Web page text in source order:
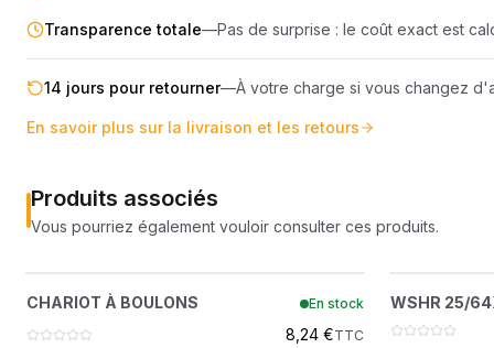
Transparence totale—Pas de surprise : le coût exact est
14 jours pour retourner—À votre charge si vous changez
En savoir plus sur la livraison et les retours
Produits associés
Vous pourriez également vouloir consulter ces produits.
?
CHARIOT À BOULONS
37C620
CHARIOT À BOULONS En stock
8,24 €TTC
WSHR 25/